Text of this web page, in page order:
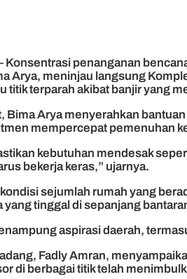
penanganan
Arya, meninjau langsung
titik terparah akibat banjir yang
Bima Arya menyerahkan
mempercepat pemenuhan
kebutuhan mendesak
bekerja keras,” ujarnya.
sejumlah rumah yang
tinggal di sepanjang
aspirasi daerah,
Fadly Amran,
di berbagai titik telah